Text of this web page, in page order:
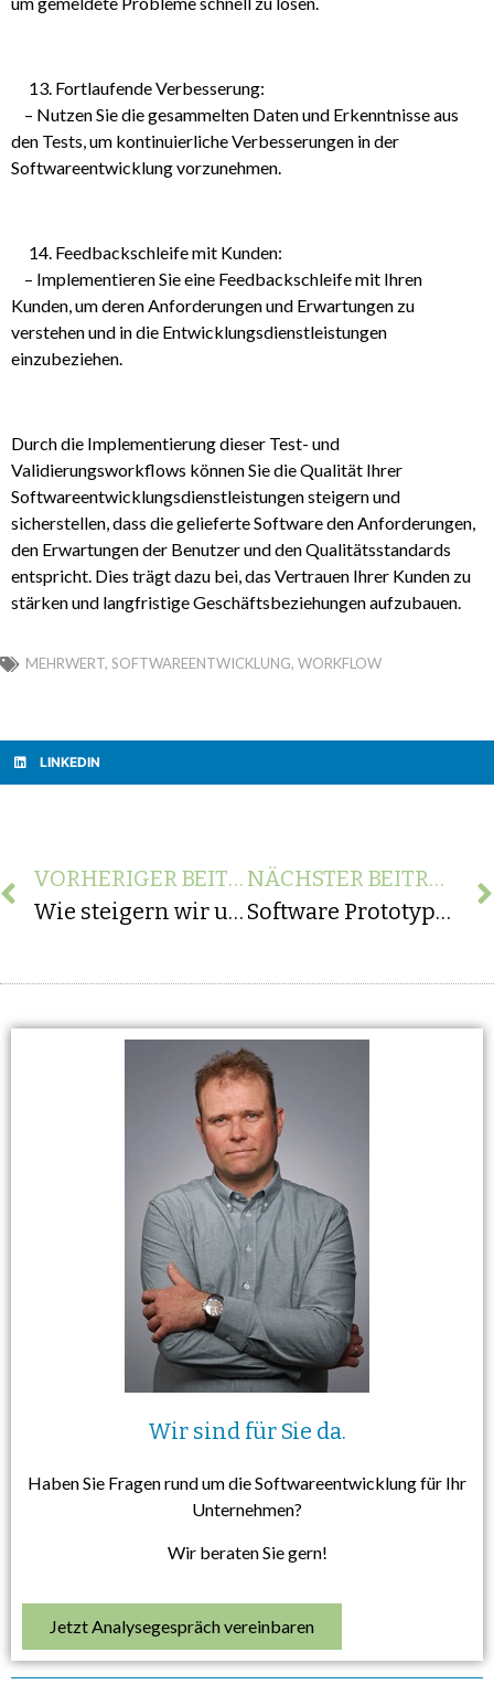
Fortlaufende Verbesserung:
– Nutzen Sie die gesammelten Daten und Erkenntnisse aus
den Tests, um kontinuierliche Verbesserungen in der
Softwareentwicklung vorzunehmen.
Feedbackschleife mit Kunden:
– Implementieren Sie eine Feedbackschleife mit Ihren
Kunden, um deren Anforderungen und Erwartungen zu
verstehen und in die Entwicklungsdienstleistungen
einzubeziehen.
Durch die Implementierung dieser Test- und
Validierungsworkflows können Sie die Qualität Ihrer
Softwareentwicklungsdienstleistungen steigern und
sicherstellen, dass die gelieferte Software den Anforderungen,
den Erwartungen der Benutzer und den Qualitätsstandards
entspricht. Dies trägt dazu bei, das Vertrauen Ihrer Kunden zu
stärken und langfristige Geschäftsbeziehungen aufzubauen.
MEHRWERT, SOFTWAREENTWICKLUNG, WORKFLOW
LINKEDIN
VORHERIGER BEITRAG
Wie steigern wir unseren Kundenwert bei der Softwareentwicklung?
NÄCHSTER BEITRAG
Software Prototypen im Maschinenbau
Wir sind für Sie da.
Haben Sie Fragen rund um die Softwareentwicklung für Ihr
Unternehmen?
Wir beraten Sie gern!
Jetzt Analysegespräch vereinbaren